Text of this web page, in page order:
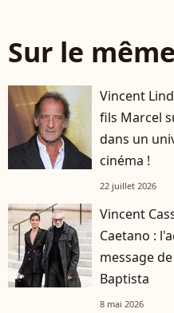
Sur le
Vincent
fils Marcel
dans un
cinéma !
22 juillet 2026
Vincent
Caetano :
message
Baptista
8 mai 2026